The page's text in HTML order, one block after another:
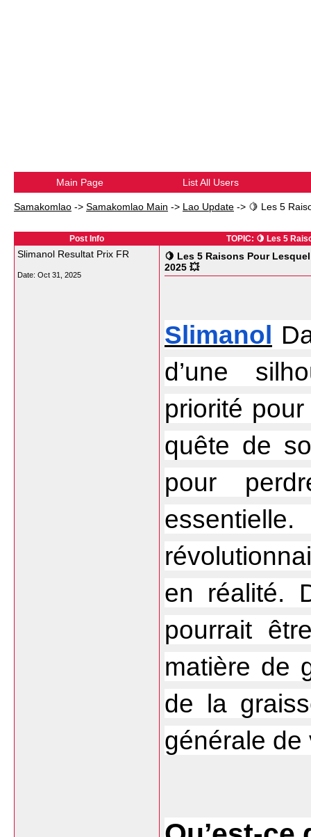
Main Page List All Users
Samakomlao -> Samakomlao Main -> Lao Update -> 🍋 Les 5
Post Info TOPIC: 🍋 Les 5
Slimanol Resultat Prix FR
Date: Oct 31, 2025
🍋 Les 5 Raisons Pour
2025 💥
Slimanol
d’une
priorité
quête de
pour
en réalité.
pourrait
matière de
de la
générale de